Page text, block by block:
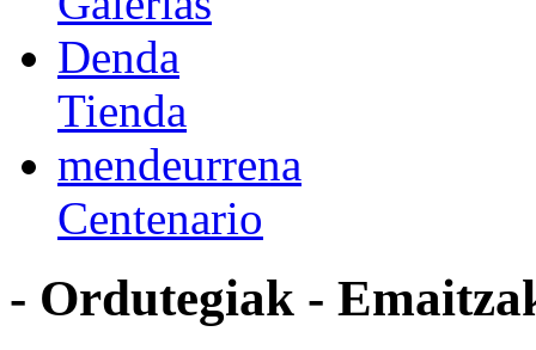
Denda
Tienda
mendeurrena
Centenario
- Ordutegiak -